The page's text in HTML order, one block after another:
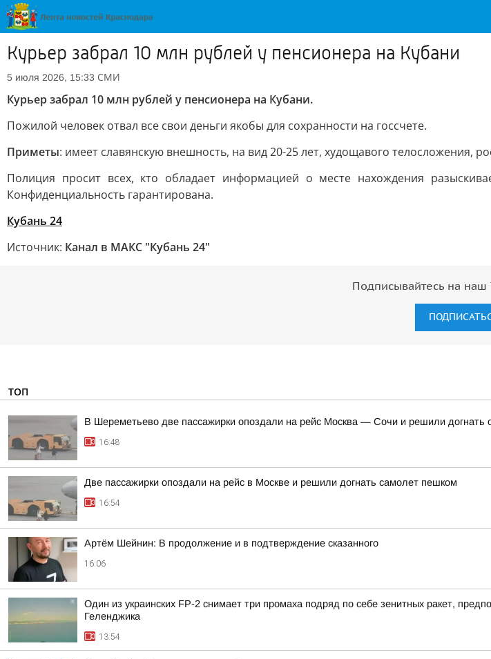
Курьер забрал 10 млн рублей у пенсионера на Кубани
5 июля 2026, 15:33 СМИ
Курьер забрал 10 млн рублей у пенсионера на Кубани.
Пожилой человек отвал все свои деньги якобы для сохранности на госсчете.
Приметы: имеет славянскую внешность, на вид 20-25 лет, худощавого телосложения,
Полиция просит всех, кто обладает информацией о месте нахождения
Конфиденциальность гарантирована.
Кубань 24
Источник: Канал в МАКС "Кубань 24"
Подписывайтесь на наш
ТОП
В Шереметьево две пассажирки опоздали на рейс Москва — Сочи и решили догнать
16:48
Две пассажирки опоздали на рейс в Москве и решили догнать самолет пешком
16:54
Артём Шейнин: В продолжение и в подтверждение сказанного
16:06
Один из украинских FP-2 снимает три промаха подряд по себе зенитных ракет,
Геленджика
13:54